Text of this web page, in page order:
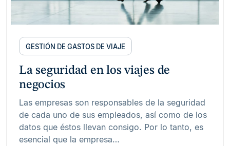
GESTIÓN DE GASTOS DE VIAJE
La seguridad en los viajes de
negocios
Las empresas son responsables de la seguridad
de cada uno de sus empleados, así como de los
datos que éstos llevan consigo. Por lo tanto, es
esencial que la empresa…